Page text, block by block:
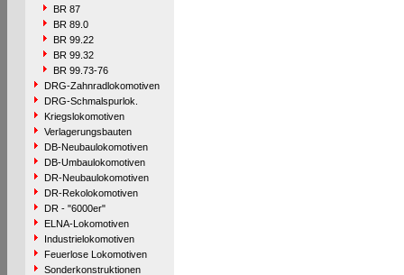
BR 87
BR 89.0
BR 99.22
BR 99.32
BR 99.73-76
DRG-Zahnradlokomotiven
DRG-Schmalspurlok.
Kriegslokomotiven
Verlagerungsbauten
DB-Neubaulokomotiven
DB-Umbaulokomotiven
DR-Neubaulokomotiven
DR-Rekolokomotiven
DR - "6000er"
ELNA-Lokomotiven
Industrielokomotiven
Feuerlose Lokomotiven
Sonderkonstruktionen